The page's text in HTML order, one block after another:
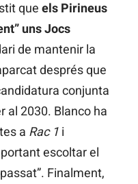
que els Pirineus
uns Jocs
de mantenir la
després que
conjunta
al 2030. Blanco ha
a Rac 1 i
escoltar el
Finalment,